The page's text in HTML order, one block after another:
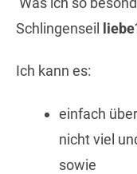
Schlingenseil liebe
Ich kann es:
einfach
nicht viel
sowie